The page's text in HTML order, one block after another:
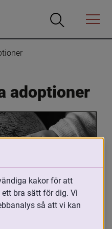
Öppna
Öppna
Menyn
adoptioner
med
kakor för att
bra sätt för dig. Vi
så att vi kan